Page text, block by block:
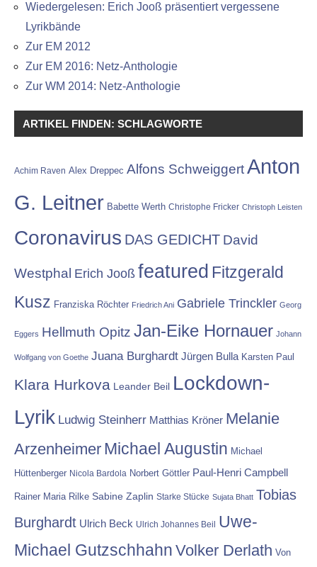
Wiedergelesen: Erich Jooß präsentiert vergessene
Lyrikbände
Zur EM 2012
Zur EM 2016: Netz-Anthologie
Zur WM 2014: Netz-Anthologie
ARTIKEL FINDEN: SCHLAGWORTE
Achim Raven Alex Dreppec Alfons SchweiggertAnton
G. Leitner Babette Werth Christophe Fricker Christoph Leisten
Coronavirus DAS GEDICHT David
Westphal Erich Jooß featured Fitzgerald
Kusz Franziska Röchter Friedrich Ani Gabriele Trinckler Georg
Eggers Hellmuth Opitz Jan-Eike Hornauer Johann
Wolfgang von Goethe Juana Burghardt Jürgen Bulla Karsten Paul
Klara Hurkova Leander Beil Lockdown-
Lyrik Ludwig Steinherr Matthias Kröner Melanie
Arzenheimer Michael Augustin Michael
Hüttenberger Nicola Bardola Norbert Göttler Paul-Henri Campbell
Rainer Maria Rilke Sabine Zaplin Starke Stücke Sujata Bhatt Tobias
Burghardt Ulrich Beck Ulrich Johannes Beil Uwe-
Michael Gutzschhahn Volker Derlath Von